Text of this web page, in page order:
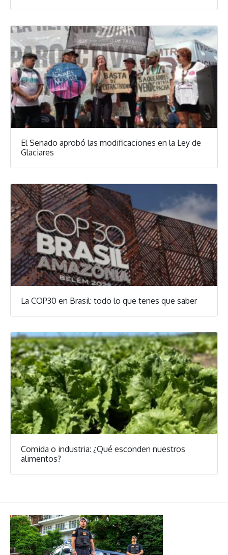
El Senado aprobó las modificaciones en la Ley de
Glaciares
La COP30 en Brasil: todo lo que tenes que saber
Comida o industria: ¿Qué esconden nuestros
alimentos?